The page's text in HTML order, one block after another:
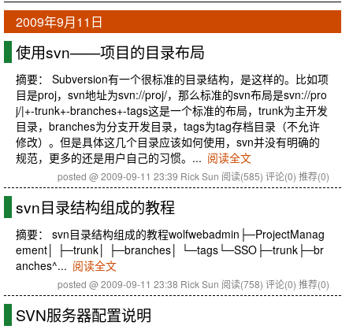
2009年9月11日
使用svn——项目的目录布局
摘要： Subversion有一个很标准的目录结构，是这样的。比如项
目是proj，svn地址为svn://proj/，那么标准的svn布局是svn://pro
j/|+-trunk+-branches+-tags这是一个标准的布局，trunk为主开发
目录，branches为分支开发目录，tags为tag存档目录（不允许
修改）。但是具体这几个目录应该如何使用，svn并没有明确的
规范，更多的还是用户自己的习惯。... 阅读全文
posted @ 2009-09-11 23:39 Rick Sun 阅读(585) 评论(0) 推荐(0)
svn目录结构组成的教程
摘要： svn目录结构组成的教程wolfwebadmin├─ProjectManag
ement│ ├─trunk│ ├─branches│ └─tags└─SSO├─trunk├─br
anches^... 阅读全文
posted @ 2009-09-11 23:38 Rick Sun 阅读(758) 评论(0) 推荐(0)
SVN服务器配置说明